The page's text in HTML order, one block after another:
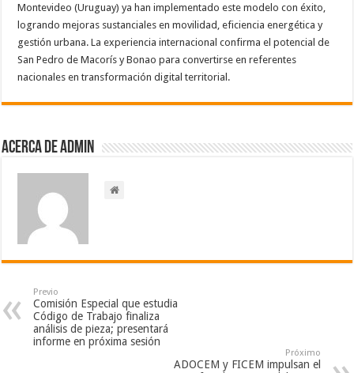
Montevideo (Uruguay) ya han implementado este modelo con éxito,
logrando mejoras sustanciales en movilidad, eficiencia energética y
gestión urbana. La experiencia internacional confirma el potencial de
San Pedro de Macorís y Bonao para convertirse en referentes
nacionales en transformación digital territorial.
Acerca de admin
Previo
Comisión Especial que estudia
Código de Trabajo finaliza
análisis de pieza; presentará
informe en próxima sesión
Próximo
ADOCEM y FICEM impulsan el